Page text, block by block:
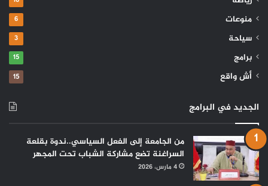
منوعات 6
سياحة 3
برامج 15
أش واقع 15
الجديد في البرامج
من الجامعة إلى الفعل السياسي..ندوة بقلعة
السراغنة تضع مشاركة الشباب تحت المجهر
4 مارس، 2026